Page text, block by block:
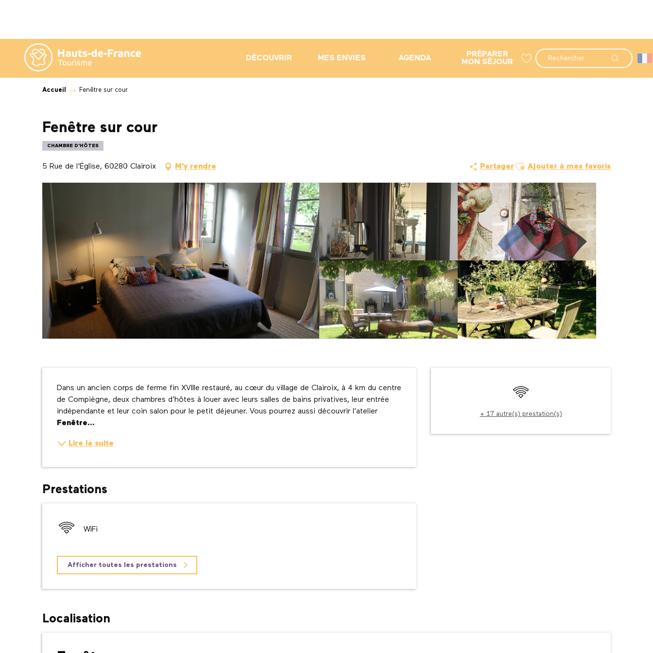
contenu
principal
Recherche
DÉCOUVRIR MES ENVIES AGENDA
PRÉPARER
MON SÉJOUR
Accueil Fenêtre sur cour
Fenêtre sur cour
CHAMBRE D'HÔTES
5 Rue de l'Église, 60280 Clairoix M'y rendre Partager Ajouter aux favoris
Ajouter à mes favoris
Ouverture et
WiFi
+ 17 autre(s) prestation(s)
Description
Dans un ancien corps de ferme fin XVIIIe restauré, au cœur du village de Clairoix, à 4 km du centre
de Compiègne, deux chambres d’hôtes à louer avec leurs salles de bains privatives, leur entrée
Fenêtre...
Lire la suite
Prestations
WiFi
Afficher toutes les prestations
Localisation